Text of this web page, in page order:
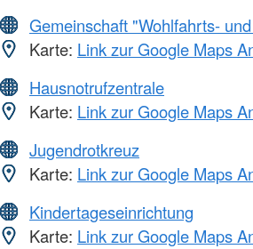
Gemeinschaft "Wohlfahrts-
Karte: Link zur Google Maps
Hausnotrufzentrale
Karte: Link zur Google Maps
Jugendrotkreuz
Karte: Link zur Google Maps
Kindertageseinrichtung
Karte: Link zur Google Maps